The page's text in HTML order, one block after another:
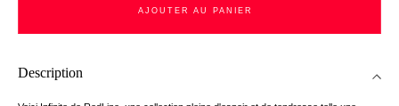
AJOUTER AU PANIER
Description